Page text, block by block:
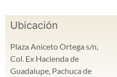
Ubicación
Plaza Aniceto Ortega s/n,
Col. Ex Hacienda de
Guadalupe, Pachuca de